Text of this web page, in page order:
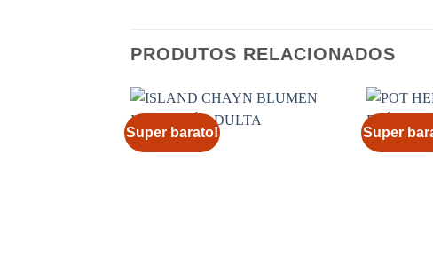
PRODUTOS RELACIONADOS
Super barato! Super